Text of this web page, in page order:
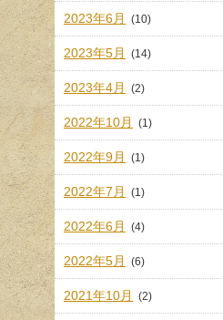
2023年6月 (10)
2023年5月 (14)
2023年4月 (2)
2022年10月 (1)
2022年9月 (1)
2022年7月 (1)
2022年6月 (4)
2022年5月 (6)
2021年10月 (2)